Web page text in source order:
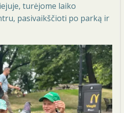
turėjome laiko
pasivaikščioti po parką ir